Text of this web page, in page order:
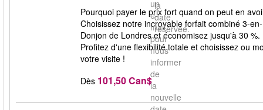
la
date
réservée.
un
e-
mail
pour
nous
informer
de
la
nouvelle
Pourquoi payer le prix fort quand on peut en
Choisissez notre incroyable forfait combiné 3-
Donjon de Londres et économisez jusqu'à 30
Profitez d'une flexibilité totale et choisissez ou
votre visite !
Dès 101,50 Can$